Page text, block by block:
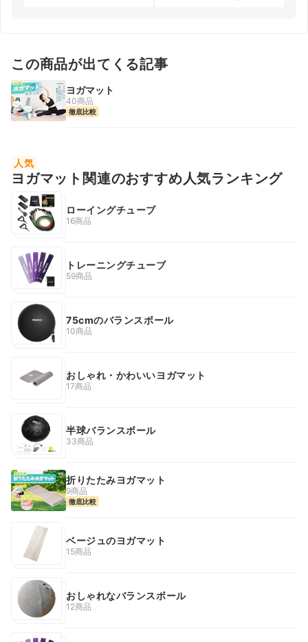
この商品が出てくる記事
ヨガマット
40商品
徹底比較
人気
ヨガマット関連のおすすめ人気ランキング
ローイングチューブ
16商品
トレーニングチューブ
59商品
75cmのバランスボール
10商品
おしゃれ・かわいいヨガマット
17商品
半球バランスボール
33商品
折りたたみヨガマット
9商品
徹底比較
ベージュのヨガマット
15商品
おしゃれなバランスボール
12商品